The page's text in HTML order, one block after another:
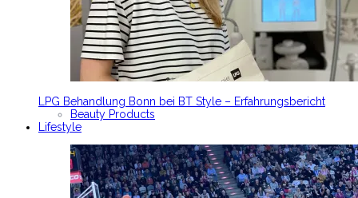
LPG Behandlung Bonn bei BT Style – Erfahrungsbericht
Beauty Products
Lifestyle